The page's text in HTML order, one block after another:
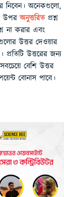
নিবেন। অনেকগুলো,
উপরঅনুত্তরিতপ্রশ্ন
না করার এবং
গুলোর উত্তর দেওয়ার
প্রতিটি উত্তরের জন্য
বেশি উত্তর
বোনাস পাবে।